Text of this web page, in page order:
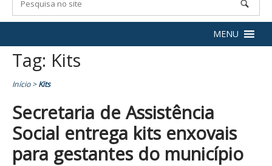
MENU
Tag: Kits
Início>Kits
Secretaria de Assistência
Social entrega kits enxovais
para gestantes do município